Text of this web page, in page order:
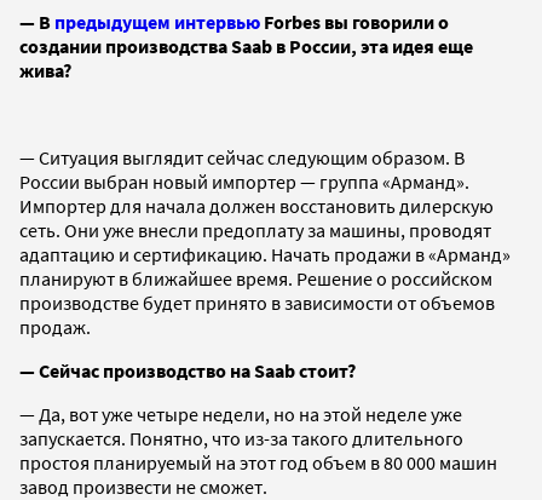
— В предыдущем интервью Forbes вы говорили о
создании производства Saab в России, эта идея еще
жива?
— Ситуация выглядит сейчас следующим образом. В
России выбран новый импортер — группа «Арманд».
Импортер для начала должен восстановить дилерскую
сеть. Они уже внесли предоплату за машины, проводят
адаптацию и сертификацию. Начать продажи в «Арманд»
планируют в ближайшее время. Решение о российском
производстве будет принято в зависимости от объемов
продаж.
— Сейчас производство на Saab стоит?
— Да, вот уже четыре недели, но на этой неделе уже
запускается. Понятно, что из-за такого длительного
простоя планируемый на этот год объем в 80 000 машин
завод произвести не сможет.